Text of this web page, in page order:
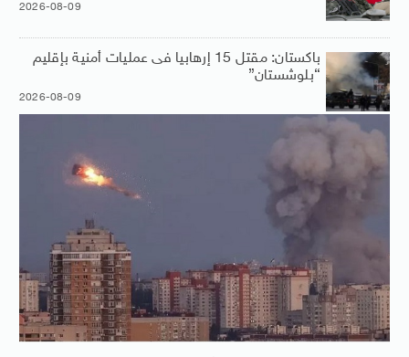
2026-08-09
باكستان: مقتل 15 إرهابيا فى عمليات أمنية بإقليم
“بلوشستان”
2026-08-09